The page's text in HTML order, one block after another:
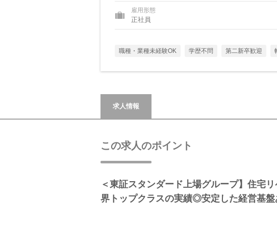
雇用形態
正社員
職種・業種未経験OK 学歴不問 第二新卒歓迎
求人情報
この求人のポイント
＜東証スタンダード上場グループ】住宅
界トップクラスの実績◎安定した経営基盤